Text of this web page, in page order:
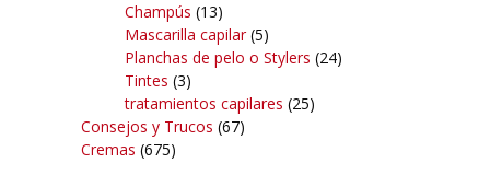
Champús (13)
Mascarilla capilar(5)
Planchas de pelo o Stylers (24)
Tintes (3)
tratamientos capilares (25)
Consejos y Trucos (67)
Cremas (675)